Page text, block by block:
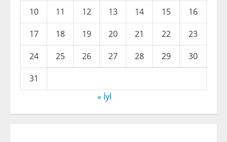
10 11 12 13 14 15
16
17
18 19 20 21 22
23
24
25 26 27 28 29
30
31
« İyl